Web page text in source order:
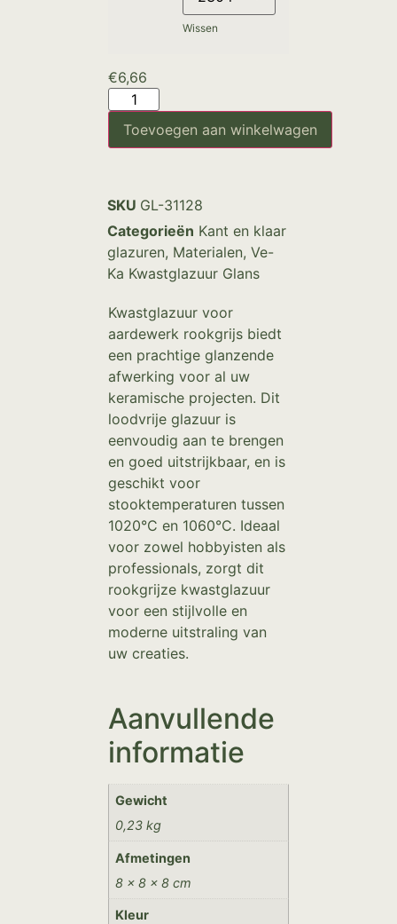
Wissen
€6,66
Toevoegen aan winkelwagen
SKU GL-31128
Categorieën Kant en klaar
glazuren, Materialen, Ve-
Ka Kwastglazuur Glans
Kwastglazuur voor
aardewerk rookgrijs biedt
een prachtige glanzende
afwerking voor al uw
keramische projecten. Dit
loodvrije glazuur is
eenvoudig aan te brengen
en goed uitstrijkbaar, en is
geschikt voor
stooktemperaturen tussen
1020°C en 1060°C. Ideaal
voor zowel hobbyisten als
professionals, zorgt dit
rookgrijze kwastglazuur
voor een stijlvolle en
moderne uitstraling van
uw creaties.
Aanvullende
informatie
Gewicht
0,23 kg
Afmetingen
8 × 8 × 8 cm
Kleur